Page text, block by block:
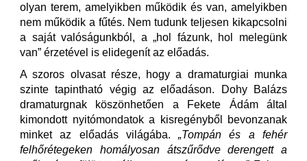
olyan terem, amelyikben működik és van, amelyikben
nem működik a fűtés. Nem tudunk teljesen kikapcsolni
a saját valóságunkból, a „hol fázunk, hol melegünk
van” érzetével is elidegenít az előadás.
A szoros olvasat része, hogy a dramaturgiai munka
szinte tapintható végig az előadáson. Dohy Balázs
dramaturgnak köszönhetően a Fekete Ádám által
kimondott nyitómondatok a kisregényből bevonzanak
minket az előadás világába.„Tompán és a fehér
felhőrétegeken homályosan átszűrődve derengett a